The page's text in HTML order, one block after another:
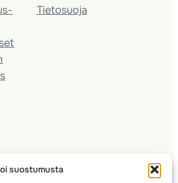
suostumusta
Tietosuoja